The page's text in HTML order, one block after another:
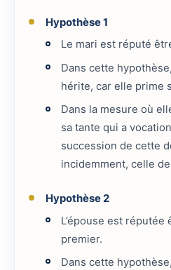
Hypothèse 1
Le mari est réputé
Dans cette
hérite, car elle prime
Dans la mesure où
sa tante qui a
succession de cette
incidemment, celle
Hypothèse 2
L’épouse est réputée
premier.
Dans cette